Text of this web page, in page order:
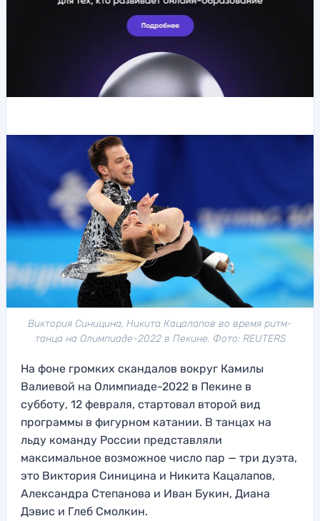
Виктория Синицина, Никита Кацалапов во время ритм-
танца на Олимпиаде-2022 в Пекине. Фото: REUTERS
На фоне громких скандалов вокруг Камилы
Валиевой на Олимпиаде-2022 в Пекине в
субботу, 12 февраля, стартовал второй вид
программы в фигурном катании. В танцах на
льду команду России представляли
максимальное возможное число пар — три дуэта,
это Виктория Синицина и Никита Кацалапов,
Александра Степанова и Иван Букин, Диана
Дэвис и Глеб Смолкин.